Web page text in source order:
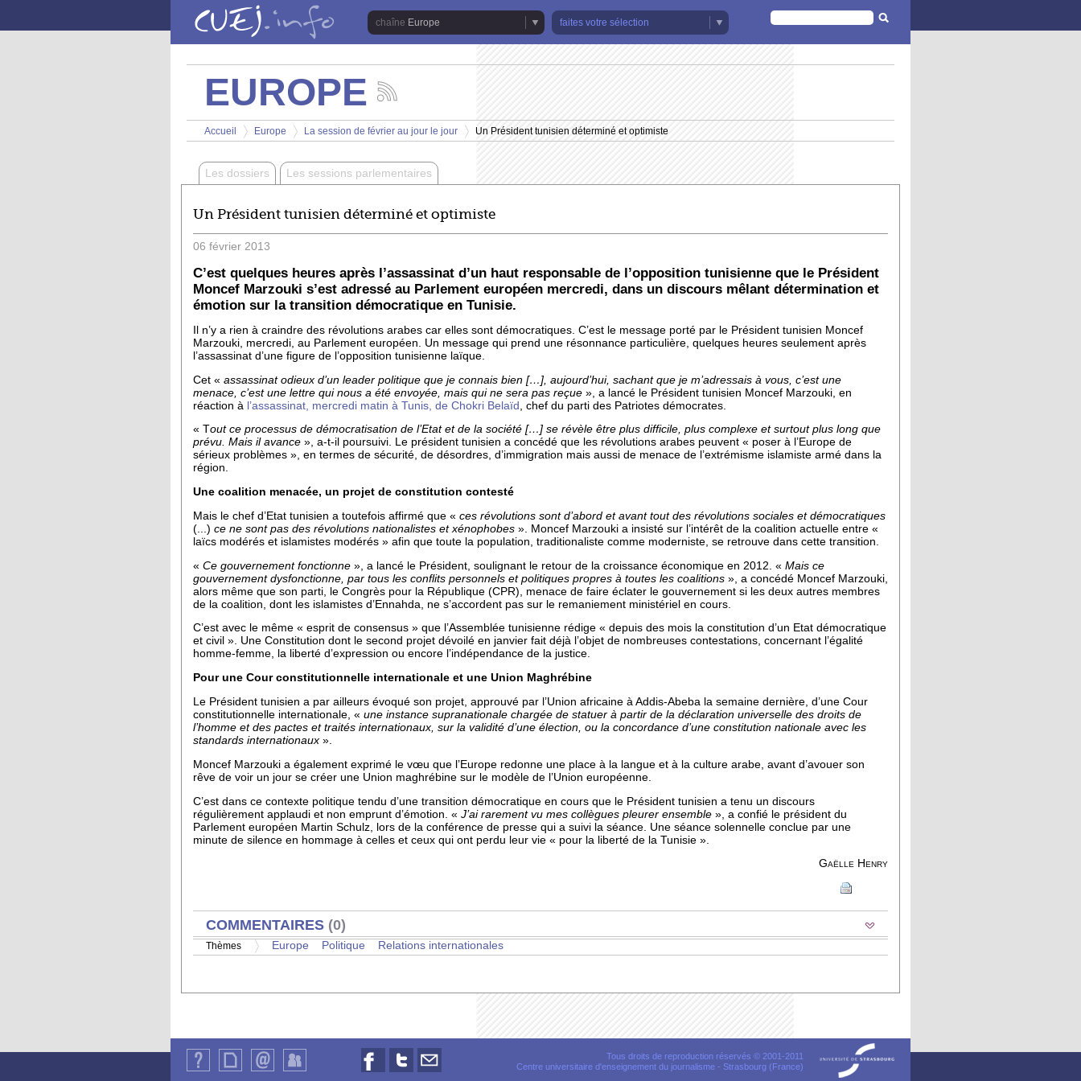
Europe
faites votre sélection
FORMULAIRE
DE
RECHERCHE
EUROPE
les
actualités
de
chaîne
Europe
Vous êtes ici
Accueil
>
Europe
>
La session de février au jour le jour
>
Un Président tunisien déterminé et optimiste
Les dossiers Les sessions parlementaires
Un Président tunisien déterminé et optimiste
06 février 2013
C’est quelques heures après l’assassinat d’un haut responsable de l’opposition tunisienne que le Président
Moncef Marzouki s’est adressé au Parlement européen mercredi, dans un discours mêlant détermination et
émotion sur la transition démocratique en Tunisie.
Il n’y a rien à craindre des révolutions arabes car elles sont démocratiques. C’est le message porté par le Président tunisien Moncef
Marzouki, mercredi, au Parlement européen. Un message qui prend une résonnance particulière, quelques heures seulement après
l’assassinat d’une figure de l’opposition tunisienne laïque.
Cet « assassinat odieux d’un leader politique que je connais bien […], aujourd’hui, sachant que je m’adressais à vous, c’est une
menace, c’est une lettre qui nous a été envoyée, mais qui ne sera pas reçue », a lancé le Président tunisien Moncef Marzouki, en
réaction à l’assassinat, mercredi matin à Tunis, de Chokri Belaïd , chef du parti des Patriotes démocrates.
« Tout ce processus de démocratisation de l’Etat et de la société […] se révèle être plus difficile, plus complexe et surtout plus long que
prévu. Mais il avance », a-t-il poursuivi. Le président tunisien a concédé que les révolutions arabes peuvent « poser à l’Europe de
sérieux problèmes », en termes de sécurité, de désordres, d’immigration mais aussi de menace de l’extrémisme islamiste armé dans la
région.
Une coalition menacée, un projet de constitution contesté
Mais le chef d’Etat tunisien a toutefois affirmé que « ces révolutions sont d’abord et avant tout des révolutions sociales et démocratiques
(...) ce ne sont pas des révolutions nationalistes et xénophobes ». Moncef Marzouki a insisté sur l’intérêt de la coalition actuelle entre «
laïcs modérés et islamistes modérés » afin que toute la population, traditionaliste comme moderniste, se retrouve dans cette transition.
« Ce gouvernement fonctionne », a lancé le Président, soulignant le retour de la croissance économique en 2012. « Mais ce
gouvernement dysfonctionne, par tous les conflits personnels et politiques propres à toutes les coalitions », a concédé Moncef Marzouki,
alors même que son parti, le Congrès pour la République (CPR), menace de faire éclater le gouvernement si les deux autres membres
de la coalition, dont les islamistes d’Ennahda, ne s’accordent pas sur le remaniement ministériel en cours.
C’est avec le même « esprit de consensus » que l’Assemblée tunisienne rédige « depuis des mois la constitution d’un Etat démocratique
et civil ». Une Constitution dont le second projet dévoilé en janvier fait déjà l’objet de nombreuses contestations, concernant l’égalité
homme-femme, la liberté d’expression ou encore l’indépendance de la justice.
Pour une Cour constitutionnelle internationale et une Union Maghrébine
Le Président tunisien a par ailleurs évoqué son projet, approuvé par l’Union africaine à Addis-Abeba la semaine dernière, d’une Cour
constitutionnelle internationale, « une instance supranationale chargée de statuer à partir de la déclaration universelle des droits de
l’homme et des pactes et traités internationaux, sur la validité d’une élection, ou la concordance d’une constitution nationale avec les
standards internationaux ».
Moncef Marzouki a également exprimé le vœu que l’Europe redonne une place à la langue et à la culture arabe, avant d’avouer son
rêve de voir un jour se créer une Union maghrébine sur le modèle de l’Union européenne.
C’est dans ce contexte politique tendu d’une transition démocratique en cours que le Président tunisien a tenu un discours
régulièrement applaudi et non emprunt d’émotion. « J’ai rarement vu mes collègues pleurer ensemble », a confié le président du
Parlement européen Martin Schulz, lors de la conférence de presse qui a suivi la séance. Une séance solennelle conclue par une
minute de silence en hommage à celles et ceux qui ont perdu leur vie « pour la liberté de la Tunisie ».
Gaëlle Henry
AFFICHER
COMMENTAIRES (0)
Thèmes Europe Politique Relations internationales
Tous droits de reproduction réservés © 2001-2011
Centre universitaire d'enseignement du journalisme - Strasbourg (France)